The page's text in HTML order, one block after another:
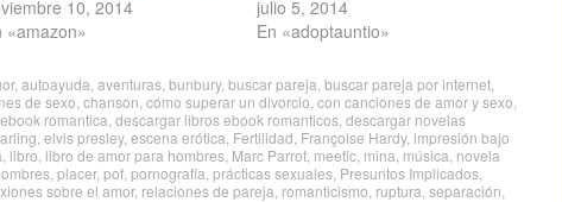
10, 2014
«amazon»
julio 5, 2014
En «adoptauntio»
, autoayuda aventuras bunbury, buscar pareja buscar pareja por internet
de sexo chanson cómo superar un divorcio con canciones de amor y sexo
romantica descargar libros ebook romanticos descargar novelas
elvis presley, escena erótica Fertilidad Françoise Hardy, impresión bajo
libro libro de amor para hombres Marc Parrot meetic mina música novela
placer, pof pornografía prácticas sexuales Presuntos Implicados
sobre el amor, relaciones de pareja romanticismo ruptura separación